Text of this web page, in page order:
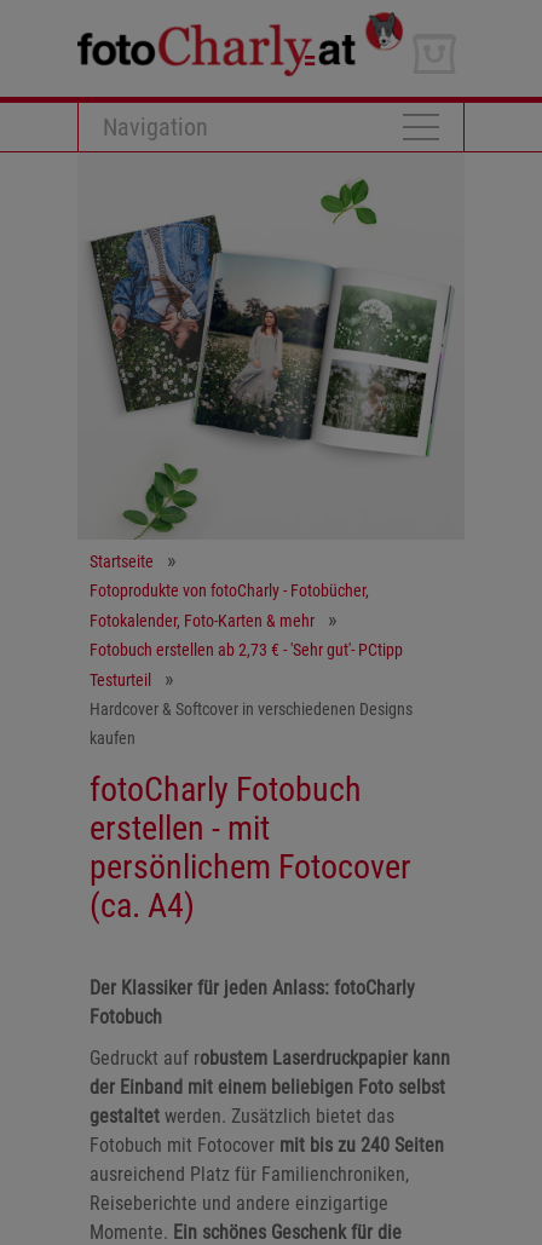
Navigation
Startseite
Fotoprodukte von fotoCharly - Fotobücher,
Fotokalender, Foto-Karten & mehr
Fotobuch erstellen ab 2,73 € - 'Sehr gut'- PCtipp
Testurteil
Hardcover & Softcover in verschiedenen Designs
kaufen
fotoCharly Fotobuch
erstellen - mit
persönlichem Fotocover
(ca. A4)
Der Klassiker für jeden Anlass: fotoCharly
Fotobuch
Gedruckt auf robustem Laserdruckpapier kann
der Einband mit einem beliebigen Foto selbst
gestaltet werden. Zusätzlich bietet das
Fotobuch mit Fotocover mit bis zu 240 Seiten
ausreichend Platz für Familienchroniken,
Reiseberichte und andere einzigartige
Momente. Ein schönes Geschenk für die